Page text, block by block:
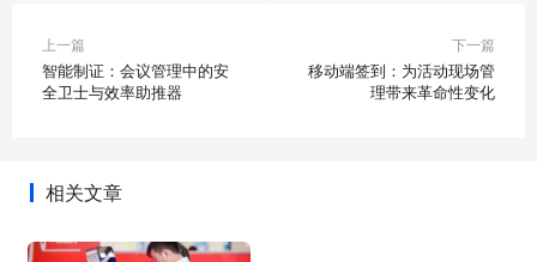
上一篇
智能制证：会议管理中的安
全卫士与效率助推器
下一篇
移动端签到：为活动现场管
理带来革命性变化
相关文章